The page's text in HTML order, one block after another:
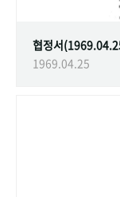
협정서
1969.04.25